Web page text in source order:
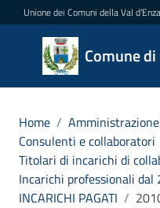
Vai al contenuto
Vai alla navigazione
Vai al footer
Unione dei Comuni della Val d'Enza
Comune di
Comune
di
Amministrazione
Menu selezionato
Home /
Consulenti e collaboratori
Titolari di incarichi di
Incarichi professionali dal
INCARICHI PAGATI /